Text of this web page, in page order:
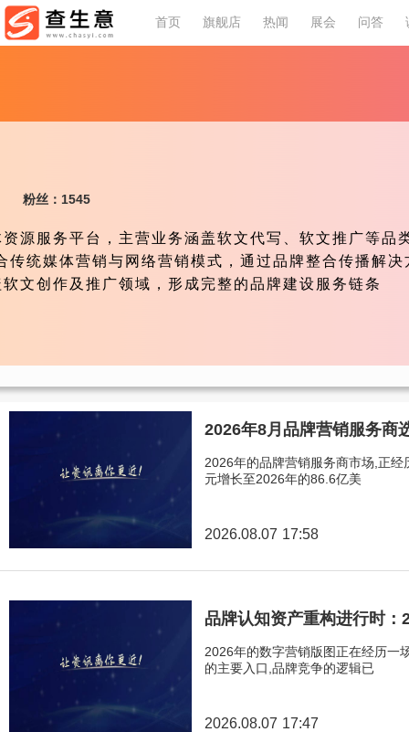
首页 旗舰店 热闻 展会 问答
粉丝：1545
源服务平台，主营业务涵盖软文代写、软文推广等品
传统媒体营销与网络营销模式，通过品牌整合传播解
文创作及推广领域，形成完整的品牌建设服务链条
2026年8月品牌营销服务商
2026年的品牌营销服务商市场,正
元增长至2026年的86.6亿美
2026.08.07 17:58
品牌认知资产重构进行时
2026年的数字营销版图正在经历一
的主要入口,品牌竞争的逻辑已
2026.08.07 17:47